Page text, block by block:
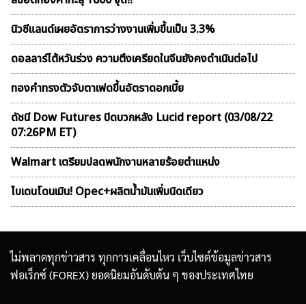
นิวซีแลนด์เผยอัตราการว่างงานเพิ่มขึ้นเป็น 3.3%
ดอลลาร์ไต้หวันร่วง ความตึงเครียดในจีนยังคงดำเนินต่อไป
ทองคำทรงตัวจับตาเฟดขึ้นอัตราดอกเบี้ย
ดัชนี Dow Futures ปิดบวกหลัง Lucid report (03/08/22
07:26PM ET)
Walmart เตรียมปลดพนักงานหลายร้อยตำแหน่ง
ไบเดนโดนเมิน! Opec+ผลิตน้ำมันเพิ่มนิดเดียว
ไม่พลาดทุกข่าวสาร ทุกการเคลื่อนไหว เว็บไซต์ข้อมูลข่าวสาร
ฟอเร็กซ์ (FOREX) ยอดนิยมอันดับต้น ๆ ของประเทศไทย